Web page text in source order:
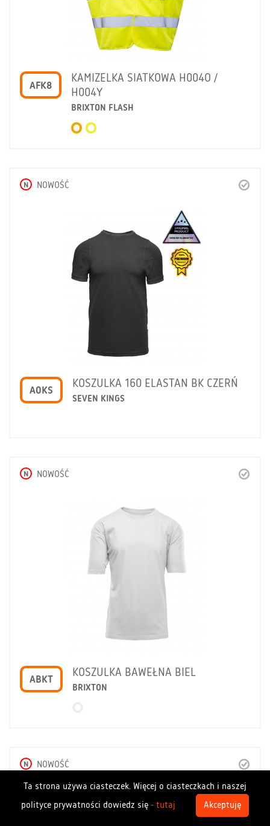
Ta strona używa ciasteczek. Więcej o ciasteczkach i naszej
polityce prywatności dowiedz się - tutaj Akceptuję
AFK8
KAMIZELKA SIATKOWA H004O /
H004Y
BRIXTON FLASH
N NOWOŚĆ
A0KS
KOSZULKA 160 ELASTAN BK CZERŃ
SEVEN KINGS
N NOWOŚĆ
ABKT
KOSZULKA BAWEŁNA BIEL
BRIXTON
N NOWOŚĆ